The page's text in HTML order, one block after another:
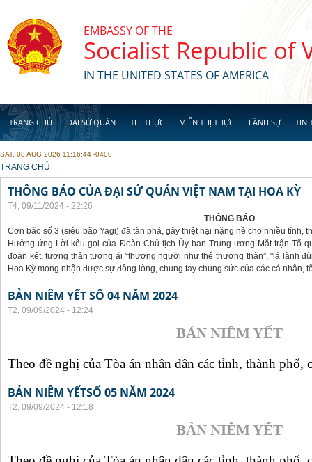
EMBASSY OF THE
Socialist Republic of
IN THE UNITED STATES OF AMERICA
TRANG CHỦ ĐẠI SỨ QUÁN THỊ THỰC MIỄN THỊ THỰC LÃNH SỰ TIN
SAT, 08 AUG 2026 11:16:44 -0400
YOU ARE HERE
TRANG CHỦ
THÔNG BÁO CỦA ĐẠI SỨ QUÁN VIỆT NAM TẠI HOA KỲ
T4, 09/11/2024 - 22:26
THÔNG BÁO
Cơn bão số 3 (siêu bão Yagi) đã tàn phá, gây thiệt hại nặng nề cho nhiều tỉnh,
Hưởng ứng Lời kêu gọi của Đoàn Chủ tịch Ủy ban Trung ương Mặt trận Tổ
đoàn kết, tương thân tương ái “thương người như thể thương thân”, "lá lành
Hoa Kỳ mong nhận được sự đồng lòng, chung tay chung sức của các cá nhân,
BẢN NIÊM YẾT SỐ 04 NĂM 2024
T2, 09/09/2024 - 12:24
BẢN NIÊM YẾT
Theo đề nghị của Tòa án nhân dân các tỉnh, thành phố,
BẢN NIÊM YẾTSỐ 05 NĂM 2024
T2, 09/09/2024 - 12:18
BẢN NIÊM YẾT